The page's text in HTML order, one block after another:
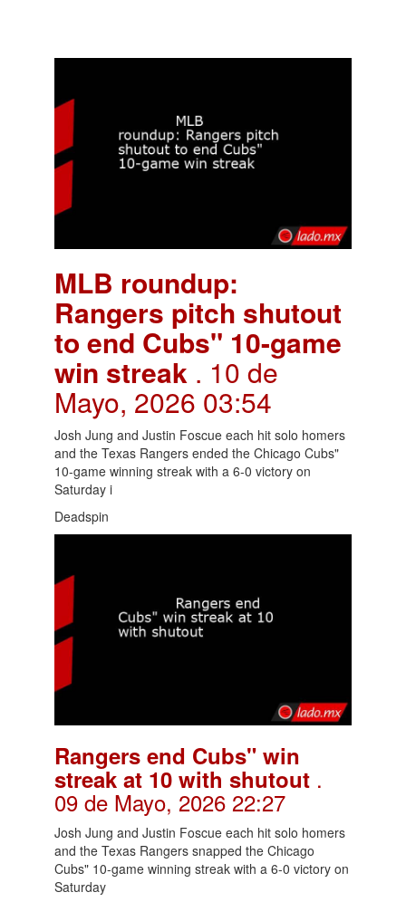
MLB roundup:
Rangers pitch shutout
to end Cubs" 10-game
win streak . 10 de
Mayo, 2026 03:54
Josh Jung and Justin Foscue each hit solo homers
and the Texas Rangers ended the Chicago Cubs"
10-game winning streak with a 6-0 victory on
Saturday i
Deadspin
Rangers end Cubs" win
streak at 10 with shutout .
09 de Mayo, 2026 22:27
Josh Jung and Justin Foscue each hit solo homers
and the Texas Rangers snapped the Chicago
Cubs" 10-game winning streak with a 6-0 victory on
Saturday